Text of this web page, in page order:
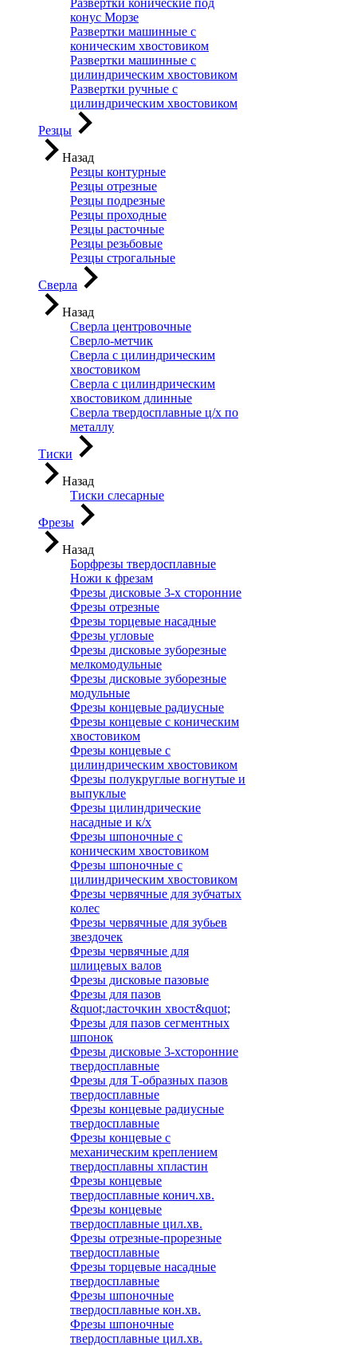
Развертки конические под
конус Морзе
Развертки машинные с
коническим хвостовиком
Развертки машинные с
цилиндрическим хвостовиком
Развертки ручные с
цилиндрическим хвостовиком
Резцы
Назад
Резцы контурные
Резцы отрезные
Резцы подрезные
Резцы проходные
Резцы расточные
Резцы резьбовые
Резцы строгальные
Сверла
Назад
Сверла центровочные
Сверло-метчик
Сверла с цилиндрическим
хвостовиком
Сверла с цилиндрическим
хвостовиком длинные
Сверла твердосплавные ц/х по
металлу
Тиски
Назад
Тиски слесарные
Фрезы
Назад
Борфрезы твердосплавные
Ножи к фрезам
Фрезы дисковые 3-х сторонние
Фрезы отрезные
Фрезы торцевые насадные
Фрезы угловые
Фрезы дисковые зуборезные
мелкомодульные
Фрезы дисковые зуборезные
модульные
Фрезы концевые радиусные
Фрезы концевые с коническим
хвостовиком
Фрезы концевые с
цилиндрическим хвостовиком
Фрезы полукруглые вогнутые и
выпуклые
Фрезы цилиндрические
насадные и к/х
Фрезы шпоночные с
коническим хвостовиком
Фрезы шпоночные с
цилиндрическим хвостовиком
Фрезы червячные для зубчатых
колес
Фрезы червячные для зубьев
звездочек
Фрезы червячные для
шлицевых валов
Фрезы дисковые пазовые
Фрезы для пазов
&quot;ласточкин хвост&quot;
Фрезы для пазов сегментных
шпонок
Фрезы дисковые 3-хсторонние
твердосплавные
Фрезы для Т-образных пазов
твердосплавные
Фрезы концевые радиусные
твердосплавные
Фрезы концевые с
механическим креплением
твердосплавны хпластин
Фрезы концевые
твердосплавные конич.хв.
Фрезы концевые
твердосплавные цил.хв.
Фрезы отрезные-прорезные
твердосплавные
Фрезы торцевые насадные
твердосплавные
Фрезы шпоночные
твердосплавные кон.хв.
Фрезы шпоночные
твердосплавные цил.хв.